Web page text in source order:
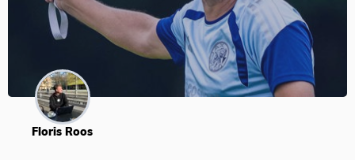
Floris Roos